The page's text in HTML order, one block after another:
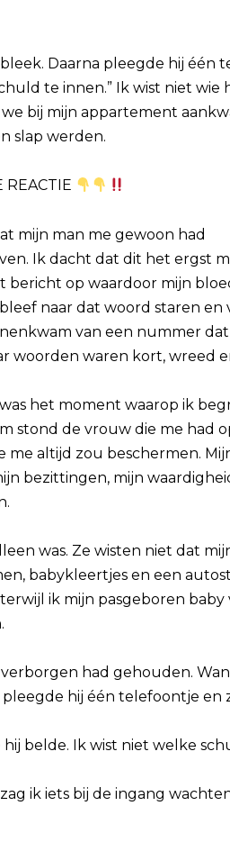
Daarna pleegde hij één
te innen.” Ik wist niet wie
bij mijn appartement
slap werden.
REACTIE
mijn man me gewoon had
Ik dacht dat dit het ergst
bericht op waardoor mijn
bleef naar dat woord staren en
van een nummer
woorden waren kort, wreed
het moment waarop ik
stond de vrouw die me had
altijd zou beschermen.
bezittingen, mijn
was. Ze wisten niet dat
babykleertjes en een
ik mijn pasgeboren baby
had gehouden.
hij één telefoontje en
hij belde. Ik wist niet welke
ik iets bij de ingang